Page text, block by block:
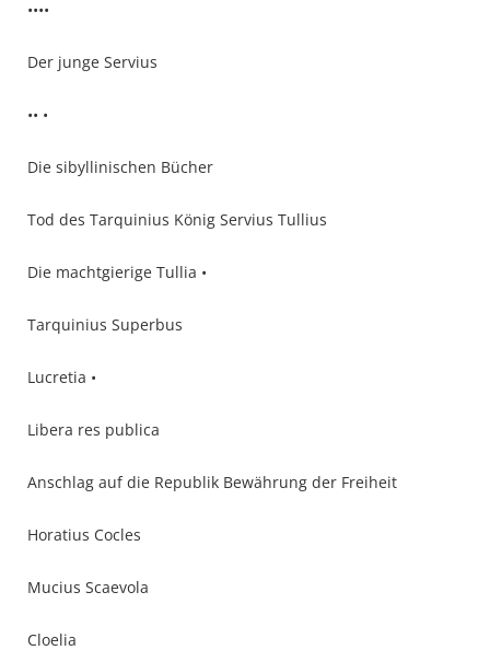
••••
Der junge Servius
•• •
Die sibyllinischen Bücher
Tod des Tarquinius König Servius Tullius
Die machtgierige Tullia •
Tarquinius Superbus
Lucretia •
Libera res publica
Anschlag auf die Republik Bewährung der Freiheit
Horatius Cocles
Mucius Scaevola
Cloelia